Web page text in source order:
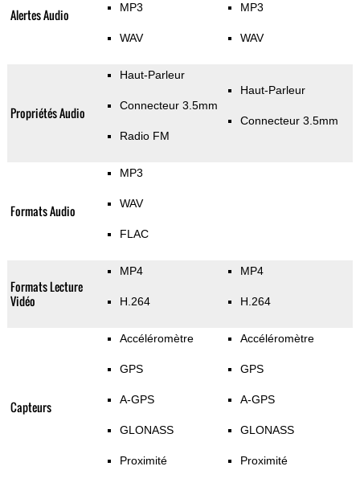
Alertes Audio MP3
WAV
MP3
WAV
Propriétés Audio
Haut-Parleur
Connecteur 3.5mm
Radio FM
Haut-Parleur
Connecteur 3.5mm
Formats Audio
MP3
WAV
FLAC
Formats Lecture
Vidéo
MP4
H.264
MP4
H.264
Capteurs
Accéléromètre
GPS
A-GPS
GLONASS
Proximité
Accéléromètre
GPS
A-GPS
GLONASS
Proximité